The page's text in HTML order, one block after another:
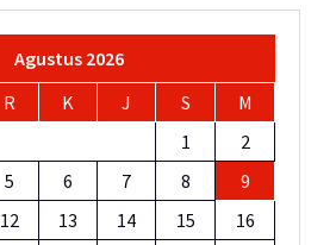
Agustus 2026
R K J S
M
1
2
5 6 7 8
9
12 13 14 15
16